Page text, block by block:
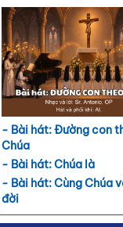
- Bài hát: Đường con
Chúa
- Bài hát: Chúa là
- Bài hát: Cùng Chúa
đời
- Bài hát: Hành khúc